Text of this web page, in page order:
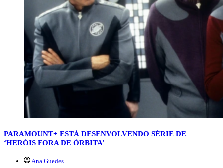
PARAMOUNT+ ESTÁ DESENVOLVENDO SÉRIE DE
‘HERÓIS FORA DE ÓRBITA’
Ana Guedes